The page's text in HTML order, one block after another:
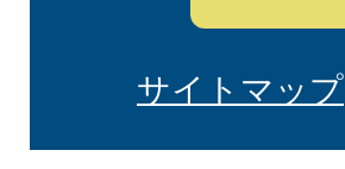
サイトマップ